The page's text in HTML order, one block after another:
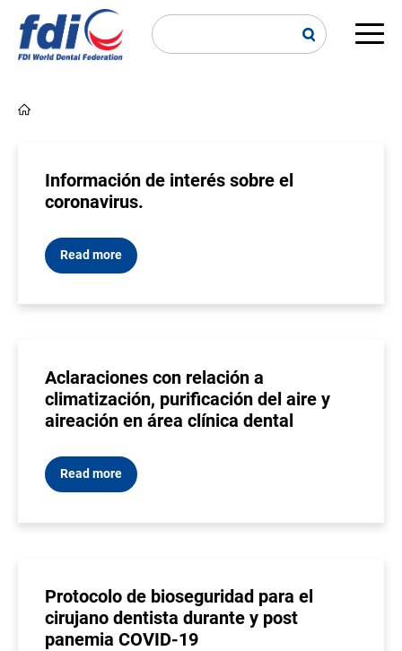
main
Información de interés sobre el
coronavirus.
Read more
Aclaraciones con relación a
climatización, purificación del aire y
aireación en área clínica dental
Read more
Protocolo de bioseguridad para el
cirujano dentista durante y post
panemia COVID-19